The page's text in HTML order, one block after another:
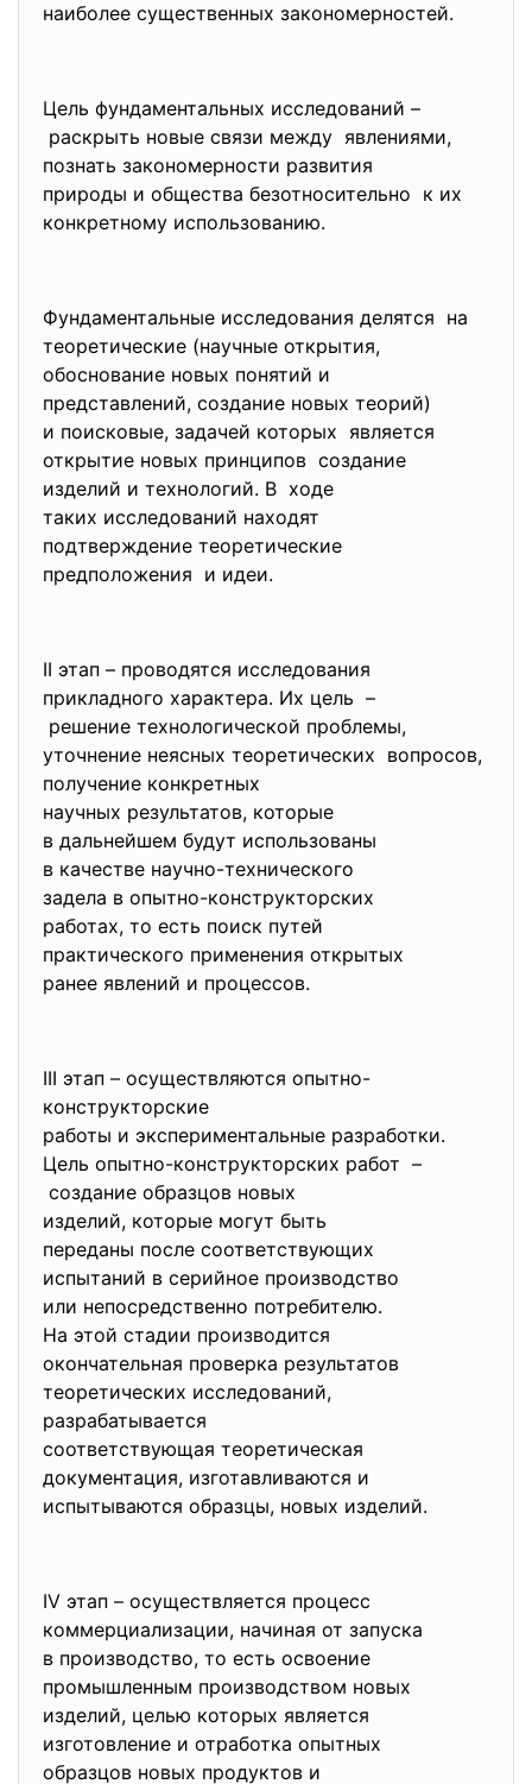
наиболее существенных закономерностей.
Цель фундаментальных исследований –
раскрыть новые связи между явлениями,
познать закономерности развития
природы и общества безотносительно к их
конкретному использованию.
Фундаментальные исследования делятся на
теоретические (научные открытия,
обоснование новых понятий и
представлений, создание новых теорий)
и поисковые, задачей которых является
открытие новых принципов создание
изделий и технологий. В ходе
таких исследований находят
подтверждение теоретические
предположения и идеи.
II этап – проводятся исследования
прикладного характера. Их цель –
решение технологической проблемы,
уточнение неясных теоретических вопросов,
получение конкретных
научных результатов, которые
в дальнейшем будут использованы
в качестве научно-технического
задела в опытно-конструкторских
работах, то есть поиск путей
практического применения открытых
ранее явлений и процессов.
III этап – осуществляются опытно-
конструкторские
работы и экспериментальные разработки.
Цель опытно-конструкторских работ –
создание образцов новых
изделий, которые могут быть
переданы после соответствующих
испытаний в серийное производство
или непосредственно потребителю.
На этой стадии производится
окончательная проверка результатов
теоретических исследований,
разрабатывается
соответствующая теоретическая
документация, изготавливаются и
испытываются образцы, новых изделий.
IV этап – осуществляется процесс
коммерциализации, начиная от запуска
в производство, то есть освоение
промышленным производством новых
изделий, целью которых является
изготовление и отработка опытных
образцов новых продуктов и